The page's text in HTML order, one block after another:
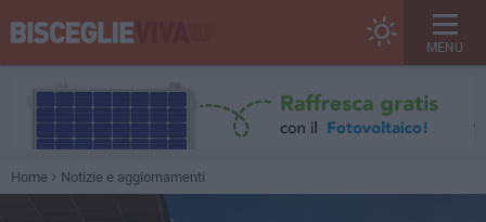
MENU
Home Notizie e aggiornamenti